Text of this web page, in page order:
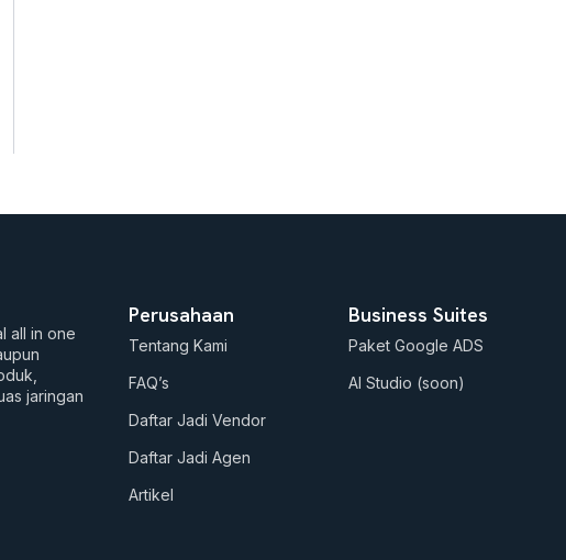
all in one
jaringan
Perusahaan
Tentang Kami
FAQ’s
Daftar Jadi Vendor
Daftar Jadi Agen
Artikel
Business Suites
Paket Google ADS
AI Studio (soon)